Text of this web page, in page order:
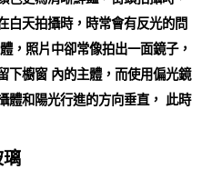
白天拍攝時，時常會有反光的問
，照片中卻常像拍出一面鏡子，
下櫥窗 內的主體，而使用偏光鏡
體和陽光行進的方向垂直， 此時
璃